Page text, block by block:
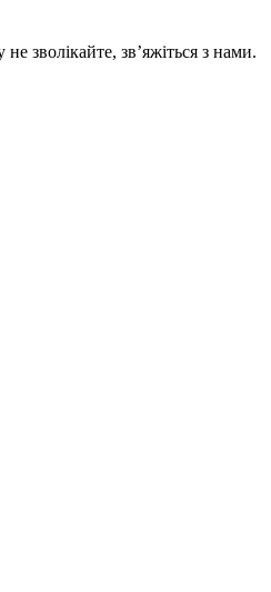
зволікайте, зв’яжіться з нами.